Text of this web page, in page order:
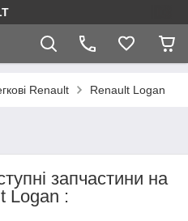
Renault Renault Logan
запчастини на
Logan :